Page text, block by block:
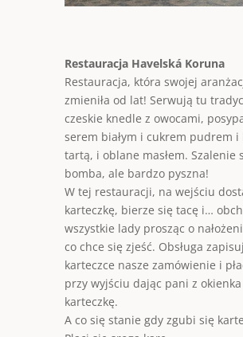
Restauracja Havelská Koruna
Restauracja, która swojej
zmieniła od lat! Serwują tu
czeskie knedle z owocami,
serem białym i cukrem pudrem i
tartą, i oblane masłem. Szalenie
bomba, ale bardzo pyszna!
W tej restauracji, na wejściu
karteczkę, bierze się tacę i…
wszystkie lady prosząc o
co chce się zjeść. Obsługa
karteczce nasze zamówienie i
przy wyjściu dając pani z okienka
karteczkę.
A co się stanie gdy zgubi się